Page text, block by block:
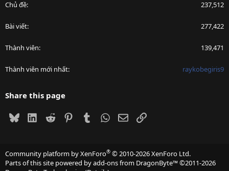
Chủ đề 237,512
Bài viết 277,422
Thành viên 139,471
Thành viên mới nhất raykobegiris9
Share this page
BlueskyLinkedIn
Reddit PinterestTumblrWhatsApp
EmailLink
Community platform by XenForo® © 2010-2026 XenForo Ltd.
Parts of this site powered byadd-ons from DragonByte™©2011-2026